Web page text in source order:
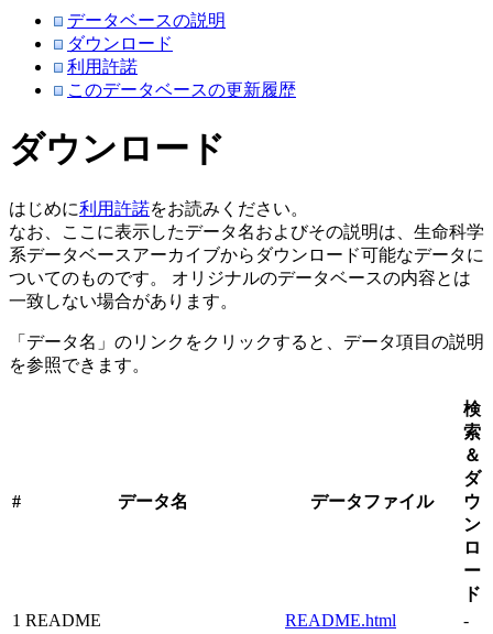
データベースの説明
ダウンロード
利用許諾
このデータベースの更新履歴
ダウンロード
はじめに利用許諾をお読みください。
なお、ここに表示したデータ名およびその説明は、生命科学
系データベースアーカイブからダウンロード可能なデータに
ついてのものです。 オリジナルのデータベースの内容とは
一致しない場合があります。
「データ名」のリンクをクリックすると、データ項目の説明
を参照できます。
# データ名 データファイル
検
索
＆
ダ
ウ
ン
ロ
ー
ド
1 README README.html -